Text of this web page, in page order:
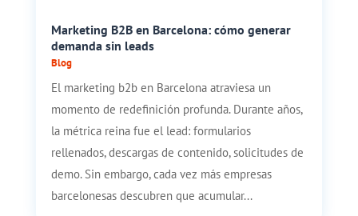
Marketing B2B en Barcelona: cómo generar
demanda sin leads
Blog
El marketing b2b en Barcelona atraviesa un
momento de redefinición profunda. Durante años,
la métrica reina fue el lead: formularios
rellenados, descargas de contenido, solicitudes de
demo. Sin embargo, cada vez más empresas
barcelonesas descubren que acumular...